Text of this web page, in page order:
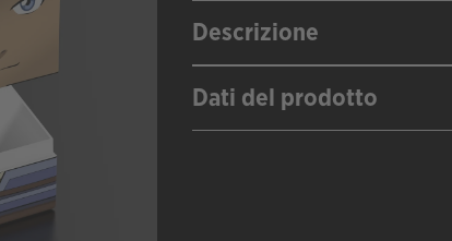
Descrizione
Dati del prodotto